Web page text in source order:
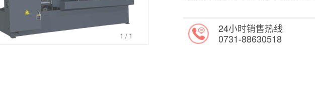
1 /1
24小时销售热线
0731-88630518